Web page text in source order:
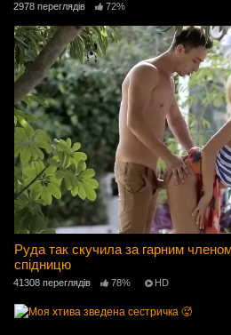
2978 переглядів 72%
Руда так скучила за гарним
спідницю
41308 переглядів 78% HD